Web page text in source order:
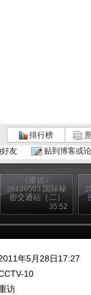
排行榜
好友 贴到博客或
《重访》
20120503 国际秘
密交通站（二）
35:52
年5月28日17:27
10
访